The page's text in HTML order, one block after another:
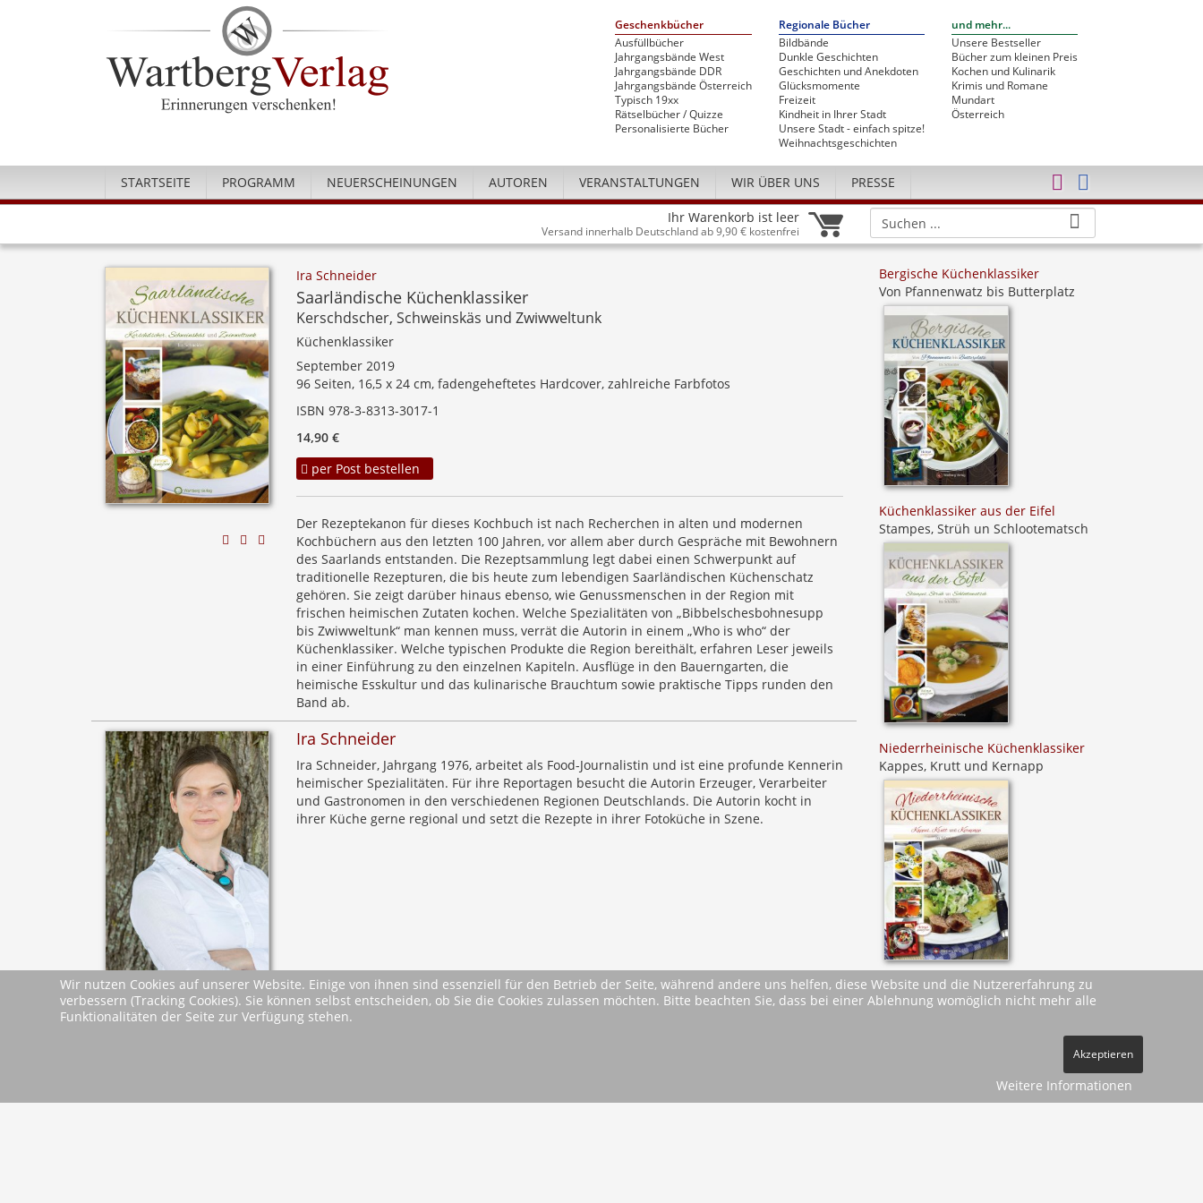
Geschenkbücher
Ausfüllbücher
Jahrgangsbände West
Jahrgangsbände DDR
Jahrgangsbände Österreich
Typisch 19xx
Rätselbücher / Quizze
Personalisierte Bücher
Regionale Bücher
Bildbände
Dunkle Geschichten
Geschichten und Anekdoten
Glücksmomente
Freizeit
Kindheit in Ihrer Stadt
Unsere Stadt - einfach spitze!
Weihnachtsgeschichten
und mehr...
Unsere Bestseller
Bücher zum kleinen Preis
Kochen und Kulinarik
Krimis und Romane
Mundart
Österreich
STARTSEITE PROGRAMM NEUERSCHEINUNGEN AUTOREN VERANSTALTUNGEN WIR ÜBER UNS PRESSE
Ihr Warenkorb ist leer
Versand innerhalb Deutschland ab 9,90 € kostenfrei
Ira Schneider
Saarländische Küchenklassiker
Kerschdscher, Schweinskäs und Zwiwweltunk
Küchenklassiker
September 2019
96 Seiten, 16,5 x 24 cm, fadengeheftetes Hardcover, zahlreiche Farbfotos
ISBN 978-3-8313-3017-1
14,90 €
per Post bestellen
Der Rezeptekanon für dieses Kochbuch ist nach Recherchen in alten und modernen
Kochbüchern aus den letzten 100 Jahren, vor allem aber durch Gespräche mit Bewohnern
des Saarlands entstanden. Die Rezeptsammlung legt dabei einen Schwerpunkt auf
traditionelle Rezepturen, die bis heute zum lebendigen Saarländischen Küchenschatz
gehören. Sie zeigt darüber hinaus ebenso, wie Genussmenschen in der Region mit
frischen heimischen Zutaten kochen. Welche Spezialitäten von „Bibbelschesbohnesupp
bis Zwiwweltunk“ man kennen muss, verrät die Autorin in einem „Who is who“ der
Küchenklassiker. Welche typischen Produkte die Region bereithält, erfahren Leser jeweils
in einer Einführung zu den einzelnen Kapiteln. Ausflüge in den Bauerngarten, die
heimische Esskultur und das kulinarische Brauchtum sowie praktische Tipps runden den
Band ab.
Ira Schneider
Ira Schneider, Jahrgang 1976, arbeitet als Food-Journalistin und ist eine profunde Kennerin
heimischer Spezialitäten. Für ihre Reportagen besucht die Autorin Erzeuger, Verarbeiter
und Gastronomen in den verschiedenen Regionen Deutschlands. Die Autorin kocht in
ihrer Küche gerne regional und setzt die Rezepte in ihrer Fotoküche in Szene.
Leseproben & Leseprobe
Bergische Küchenklassiker
Von Pfannenwatz bis Butterplatz
Küchenklassiker aus der Eifel
Stampes, Strüh un Schlootematsch
Niederrheinische Küchenklassiker
Kappes, Krutt und Kernapp
Wir nutzen Cookies auf unserer Website. Einige von ihnen sind essenziell für den Betrieb der Seite, während andere uns helfen, diese Website und die Nutzererfahrung zu
verbessern (Tracking Cookies). Sie können selbst entscheiden, ob Sie die Cookies zulassen möchten. Bitte beachten Sie, dass bei einer Ablehnung womöglich nicht mehr alle
Funktionalitäten der Seite zur Verfügung stehen.
Akzeptieren
Weitere Informationen